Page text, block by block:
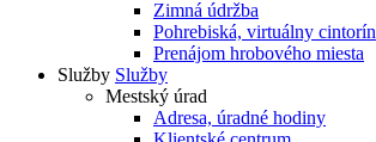
Zimná údržba
Pohrebiská, virtuálny cintorín
Prenájom hrobového miesta
Služby Služby
Mestský úrad
Adresa, úradné hodiny